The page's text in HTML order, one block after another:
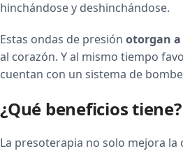
hinchándose y deshinchándose.
Estas ondas de presión otorgan
al corazón. Y al mismo tiempo
cuentan con un sistema de
¿Qué beneficios tiene?
La presoterapia no solo mejora la